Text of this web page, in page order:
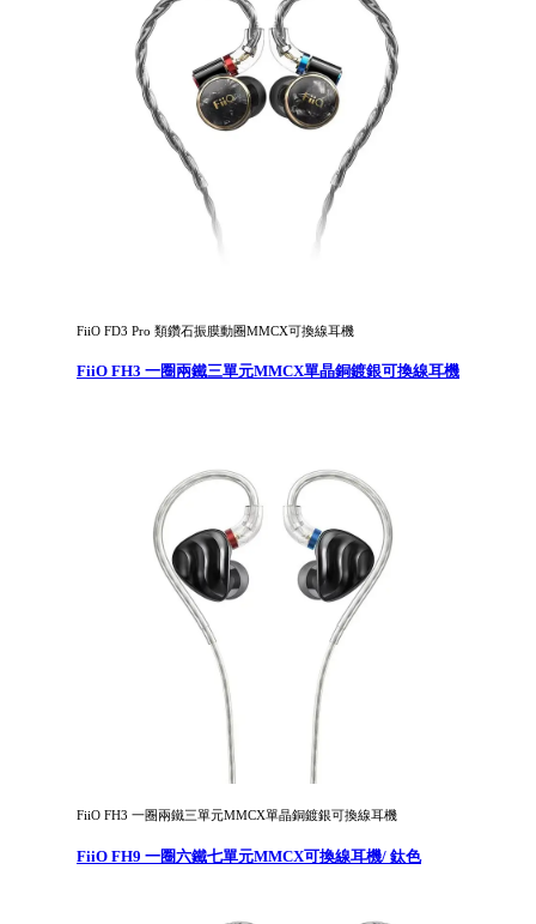
FiiO FD3 Pro 類鑽石振膜動圈MMCX可換線耳機
FiiO FH3 一圈兩鐵三單元MMCX單晶銅鍍銀可換線耳機
FiiO FH3 一圈兩鐵三單元MMCX單晶銅鍍銀可換線耳機
FiiO FH9 一圈六鐵七單元MMCX可換線耳機/ 鈦色